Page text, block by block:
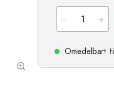
Omedelbart